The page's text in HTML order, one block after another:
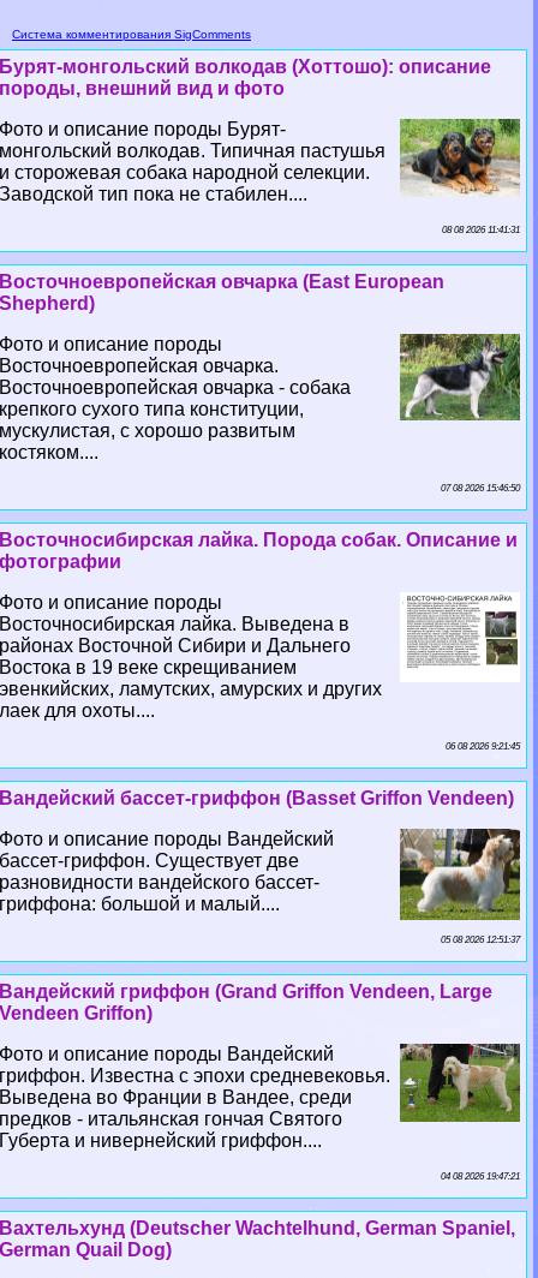
Система комментирования SigComments
Бурят-монгольский волкодав (Хоттошо): описание
породы, внешний вид и фото
Фото и описание породы Бурят-
монгольский волкодав. Типичная пастушья
и сторожевая собака народной селекции.
Заводской тип пока не стабилен....
08 08 2026 11:41:31
Восточноевропейская овчарка (East European
Shepherd)
Фото и описание породы
Восточноевропейская овчарка.
Восточноевропейская овчарка - собака
крепкого сухого типа конституции,
мускулистая, с хорошо развитым
костяком....
07 08 2026 15:46:50
Восточносибирская лайка. Порода собак. Описание и
фотографии
Фото и описание породы
Восточносибирская лайка. Выведена в
районах Восточной Сибири и Дальнего
Востока в 19 веке скрещиванием
эвенкийских, ламутских, амурских и других
лаек для охоты....
06 08 2026 9:21:45
Вандейский бассет-гриффон (Basset Griffon Vendeen)
Фото и описание породы Вандейский
бассет-гриффон. Существует две
разновидности вандейского бассет-
гриффона: большой и малый....
05 08 2026 12:51:37
Вандейский гриффон (Grand Griffon Vendeen, Large
Vendeen Griffon)
Фото и описание породы Вандейский
гриффон. Известна с эпохи средневековья.
Выведена во Франции в Вандее, среди
предков - итальянская гончая Святого
Губерта и нивернейский гриффон....
04 08 2026 19:47:21
Вахтельхунд (Deutscher Wachtelhund, German Spaniel,
German Quail Dog)